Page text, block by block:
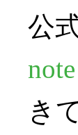
公
き